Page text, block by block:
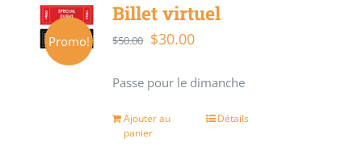
Promo!
Billet virtuel
$50.00 Le
initial
était :
$50.00.
$30.00Le
actuel
est :
Passe pour le dimanche
Ajouter au
panier
Détails